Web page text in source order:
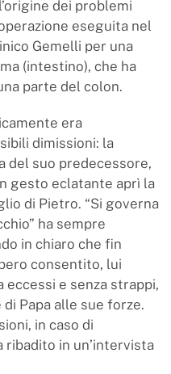
dei problemi
eseguita nel
Gemelli per una
(intestino), che ha
parte del colon.
era
dimissioni: la
del suo predecessore,
gesto eclatante aprì la
di Pietro. “Si governa
ha sempre
in chiaro che fin
consentito, lui
eccessi e senza strappi,
Papa alle sue forze.
in caso di
ribadito in un’intervista